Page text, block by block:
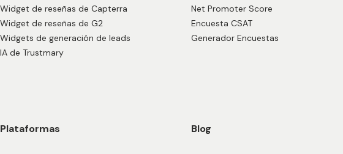
Widget de reseñas de Capterra
Widget de reseñas de G2
Widgets de generación de leads
IA de Trustmary
Net Promoter Score
Encuesta CSAT
Generador Encuestas
Plataformas Blog